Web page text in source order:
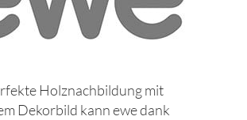
Holznachbildung mit
Dekorbild kann ewe dank